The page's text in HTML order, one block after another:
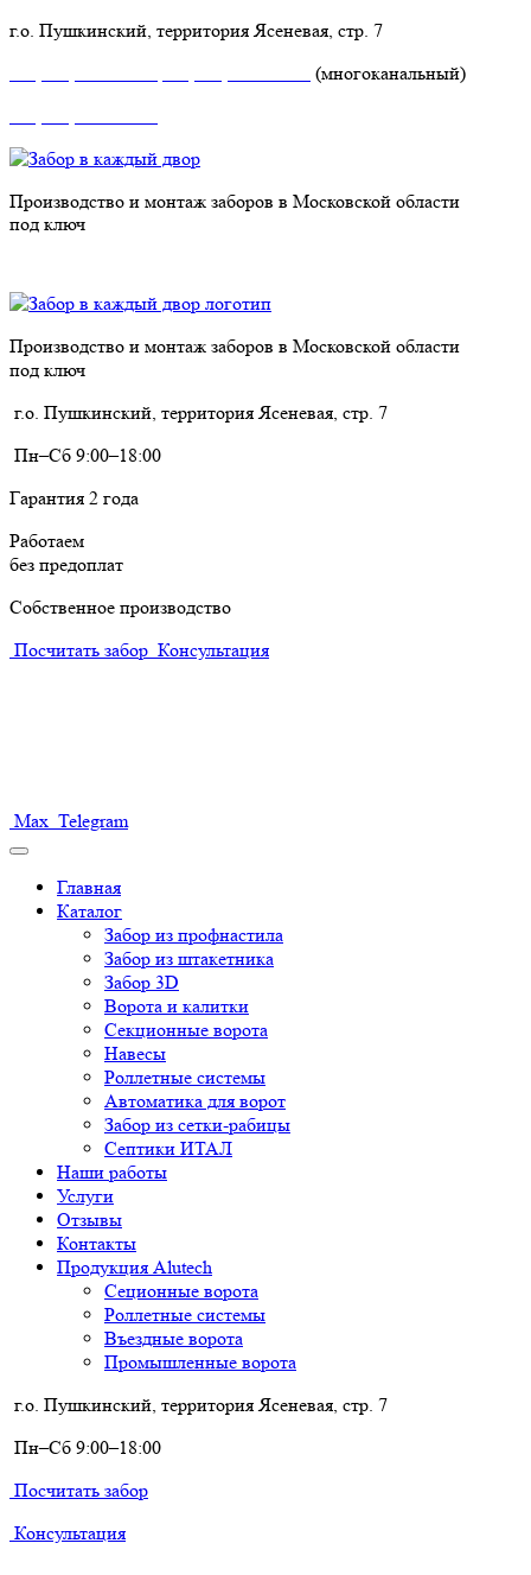
г.о. Пушкинский, территория Ясеневая, стр. 7
(многоканальный)
Производство и монтаж заборов в Московской области
под ключ
Производство и монтаж заборов в Московской области
под ключ
г.о. Пушкинский, территория Ясеневая, стр. 7
Пн–Сб 9:00–18:00
Гарантия 2 года
Работаем
без предоплат
Собственное производство
Посчитать забор Консультация
Max Telegram
Главная
Каталог
Забор из профнастила
Забор из штакетника
Забор 3D
Ворота и калитки
Секционные ворота
Навесы
Роллетные системы
Автоматика для ворот
Забор из сетки-рабицы
Септики ИТАЛ
Наши работы
Услуги
Отзывы
Контакты
Продукция Alutech
Сеционные ворота
Роллетные системы
Въездные ворота
Промышленные ворота
г.о. Пушкинский, территория Ясеневая, стр. 7
Пн–Сб 9:00–18:00
Посчитать забор
Консультация